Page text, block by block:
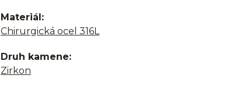
Materiál
Chirurgická ocel 316L
Druh kamene
Zirkon